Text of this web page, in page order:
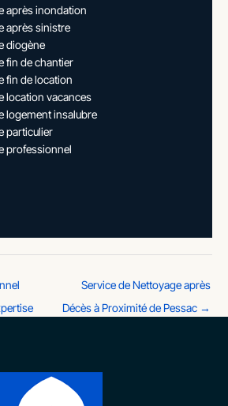
après inondation
après sinistre
diogène
fin de chantier
fin de location
location vacances
logement insalubre
particulier
professionnel
Service de Nettoyage après
Décès à Proximité de Pessac →